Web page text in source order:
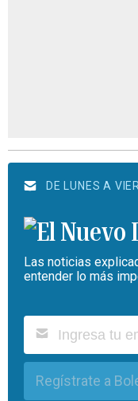
DE LUNES A
Las noticias
entender lo más
Regístrate a